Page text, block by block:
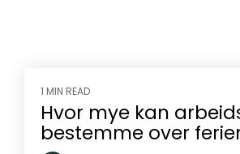
1 MIN READ
Hvor mye kan
bestemme over